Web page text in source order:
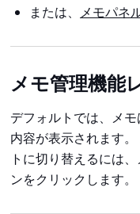
または、 メモパネ
メモ管理機能
デフォルトでは、メ
内容が表示されます
トに切り替えるには
ンをクリックします。